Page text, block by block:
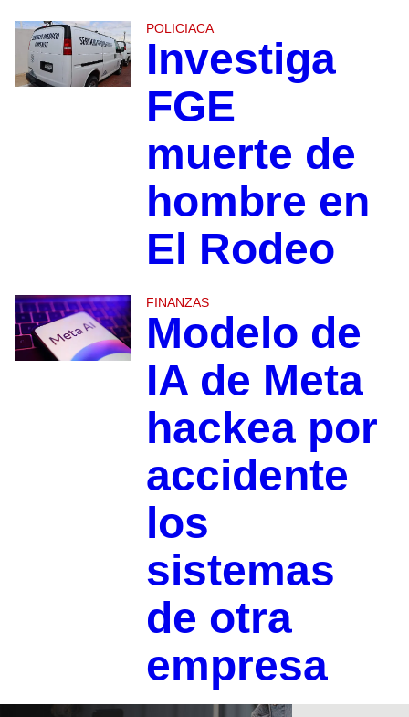
POLICIACA
Investiga
FGE
muerte de
hombre en
El Rodeo
FINANZAS
Modelo de
IA de Meta
hackea por
accidente
los
sistemas
de otra
empresa